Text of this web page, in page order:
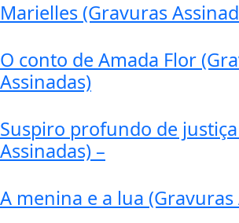
Marielles (Gravuras
O conto de Amada Flor
Assinadas)
Suspiro profundo de
Assinadas) –
A menina e a lua (Gravuras